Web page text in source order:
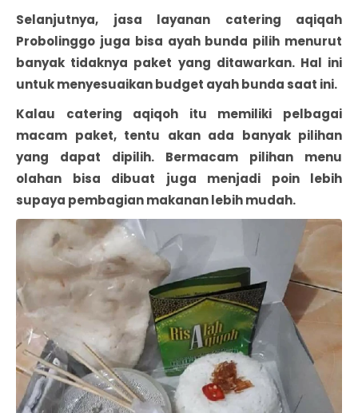
Selanjutnya, jasa layanan catering aqiqah
Probolinggo juga bisa ayah bunda pilih menurut
banyak tidaknya paket yang ditawarkan. Hal ini
untuk menyesuaikan budget ayah bunda saat ini.
Kalau catering aqiqoh itu memiliki pelbagai
macam paket, tentu akan ada banyak pilihan
yang dapat dipilih. Bermacam pilihan menu
olahan bisa dibuat juga menjadi poin lebih
supaya pembagian makanan lebih mudah.